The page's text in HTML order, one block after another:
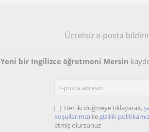
Ücretsiz e-posta
Yeni bir Ingilizce öğretmeni Mersin
Her iki düğmeye tıklayarak,
koşullarımızı ile gizlilik
etmiş olursunuz